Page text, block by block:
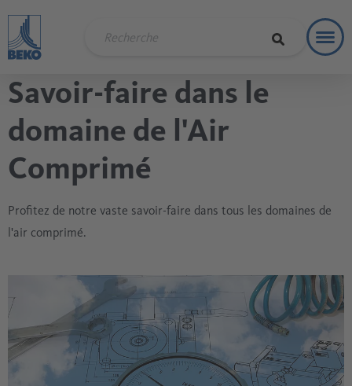
Savoir-faire dans le
domaine de l'Air
Comprimé
Profitez de notre vaste savoir-faire dans tous les domaines de
l'air comprimé.